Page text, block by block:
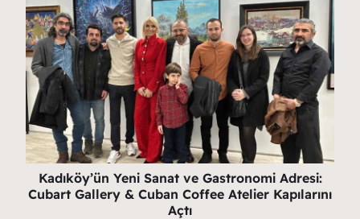
Kadıköy’ün Yeni Sanat ve Gastronomi Adresi:
Cubart Gallery & Cuban Coffee Atelier Kapılarını
Açtı